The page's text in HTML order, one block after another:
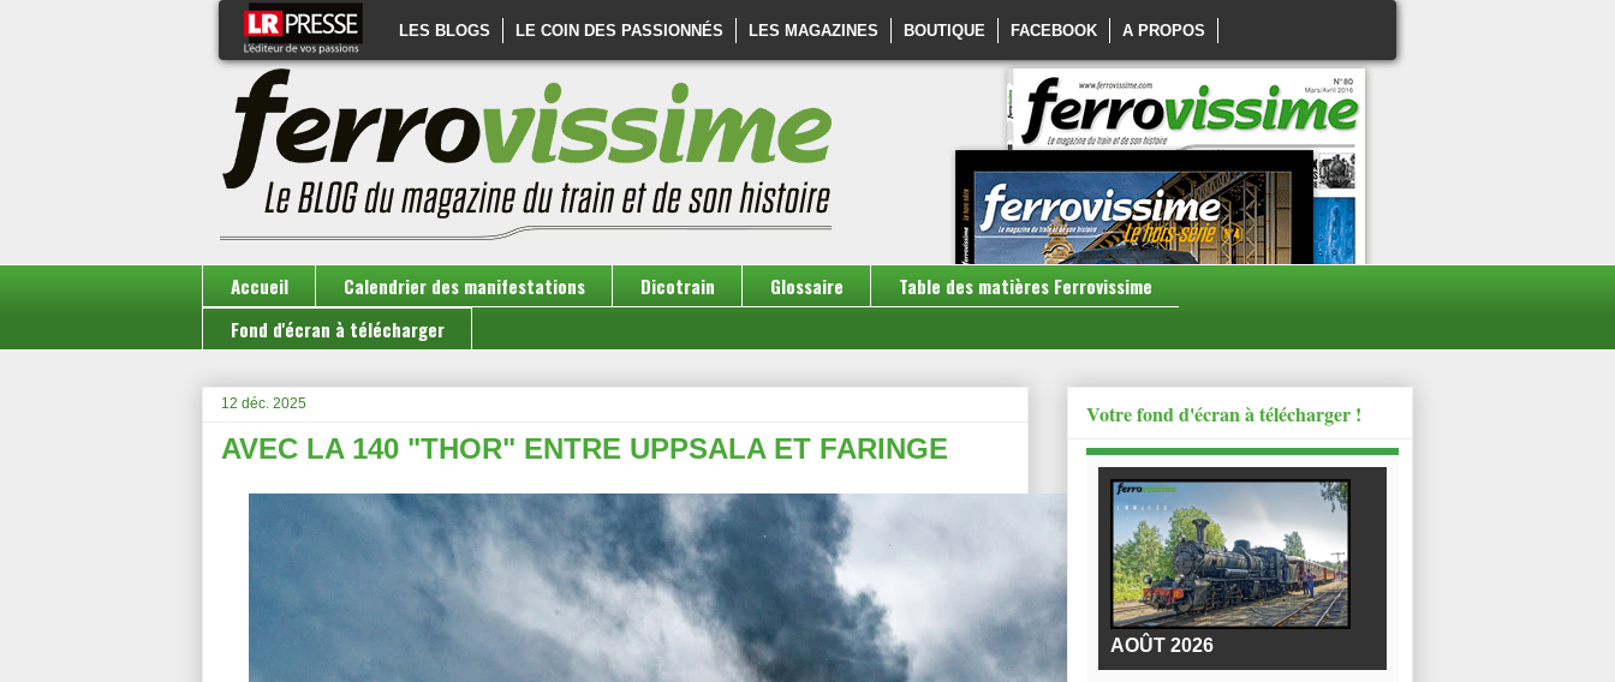
LES BLOGS LE COIN DES PASSIONNÉS LES MAGAZINES BOUTIQUE FACEBOOK A PROPOS
Accueil Calendrier des manifestations Dicotrain Glossaire
Table des matières Ferrovissime
Fond d'écran à télécharger
12 déc. 2025
AVEC LA 140 "THOR" ENTRE UPPSALA ET FARINGE
Votre fond d'écran à télécharger !
AOÛT 2026